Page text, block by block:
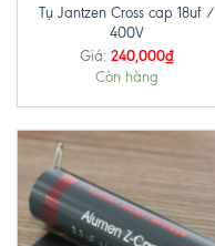
Tụ Jantzen Cross cap 18uf /
400V
Giá: 240,000₫
Còn hàng